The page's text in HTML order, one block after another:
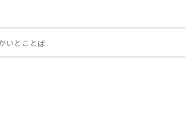
いとことば